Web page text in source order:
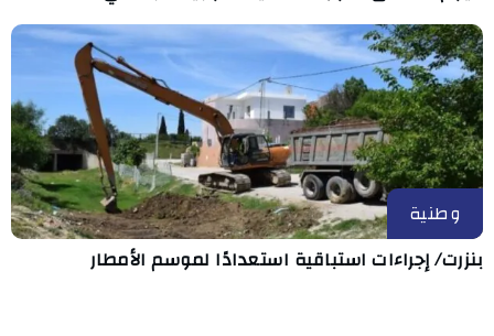
وطنية
بنزرت/ إجراءات استباقية استعدادًا لموسم الأمطار